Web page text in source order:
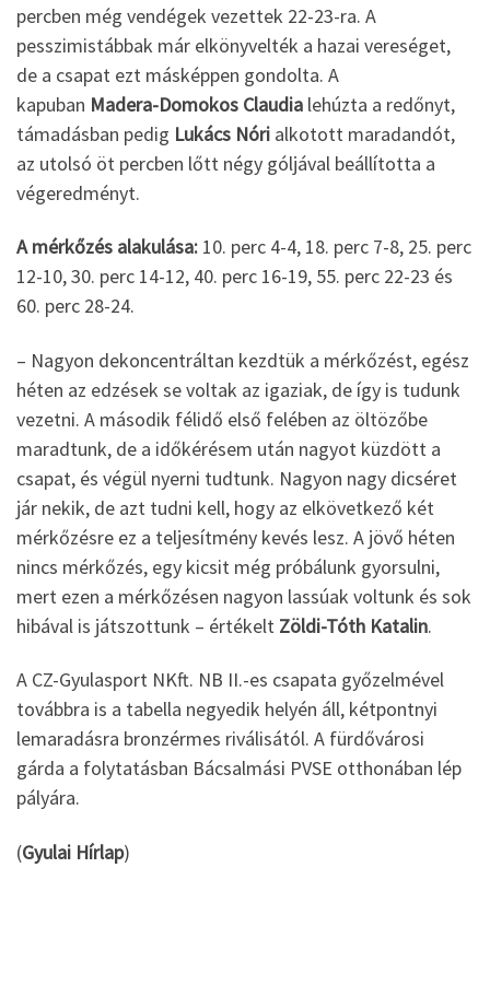
percben még vendégek vezettek 22-23-ra. A
pesszimistábbak már elkönyvelték a hazai vereséget,
de a csapat ezt másképpen gondolta. A
kapuban Madera-Domokos Claudia lehúzta a redőnyt,
támadásban pedig Lukács Nóri alkotott maradandót,
az utolsó öt percben lőtt négy góljával beállította a
végeredményt.
A mérkőzés alakulása: 10. perc 4-4, 18. perc 7-8, 25. perc
12-10, 30. perc 14-12, 40. perc 16-19, 55. perc 22-23 és
60. perc 28-24.
– Nagyon dekoncentráltan kezdtük a mérkőzést, egész
héten az edzések se voltak az igaziak, de így is tudunk
vezetni. A második félidő első felében az öltözőbe
maradtunk, de a időkérésem után nagyot küzdött a
csapat, és végül nyerni tudtunk. Nagyon nagy dicséret
jár nekik, de azt tudni kell, hogy az elkövetkező két
mérkőzésre ez a teljesítmény kevés lesz. A jövő héten
nincs mérkőzés, egy kicsit még próbálunk gyorsulni,
mert ezen a mérkőzésen nagyon lassúak voltunk és sok
hibával is játszottunk – értékelt Zöldi-Tóth Katalin.
A CZ-Gyulasport NKft. NB II.-es csapata győzelmével
továbbra is a tabella negyedik helyén áll, kétpontnyi
lemaradásra bronzérmes riválisától. A fürdővárosi
gárda a folytatásban Bácsalmási PVSE otthonában lép
pályára.
(Gyulai Hírlap)